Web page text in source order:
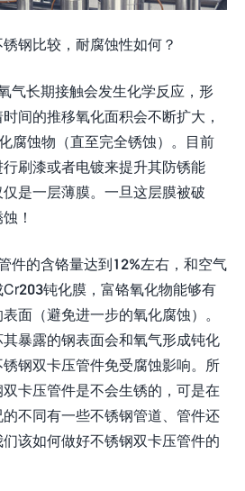
钢比较，耐腐蚀性如何？
气长期接触会发生化学反应，形
间的推移氧化面积会不断扩大，
腐蚀物（直至完全锈蚀）。目前
刷漆或者电镀来提升其防锈能
是一层薄膜。一旦这层膜被破
！
件的含铬量达到12%左右，和空气
钝化膜，富铬氧化物能够有
面（避免进一步的氧化腐蚀）。
暴露的钢表面会和氧气形成钝化
钢双卡压管件免受腐蚀影响。所
卡压管件是不会生锈的，可是在
不同有一些不锈钢管道、管件还
该如何做好不锈钢双卡压管件的